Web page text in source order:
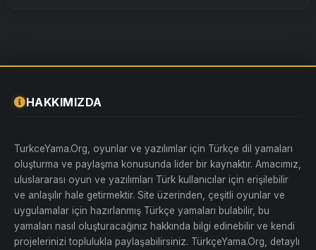
HAKKIMIZDA
TurkceYama.Org, oyunlar ve yazılımlar için Türkçe dil yamaları
oluşturma ve paylaşma konusunda lider bir kaynaktır. Amacımız,
uluslararası oyun ve yazılımları Türk kullanıcılar için erişilebilir
ve anlaşılır hale getirmektir. Site üzerinden, çeşitli oyunlar ve
uygulamalar için hazırlanmış Türkçe yamaları bulabilir, bu
yamaları nasıl oluşturacağınız hakkında bilgi edinebilir ve kendi
projelerinizi toplulukla paylaşabilirsiniz. TürkçeYama.Org, detaylı